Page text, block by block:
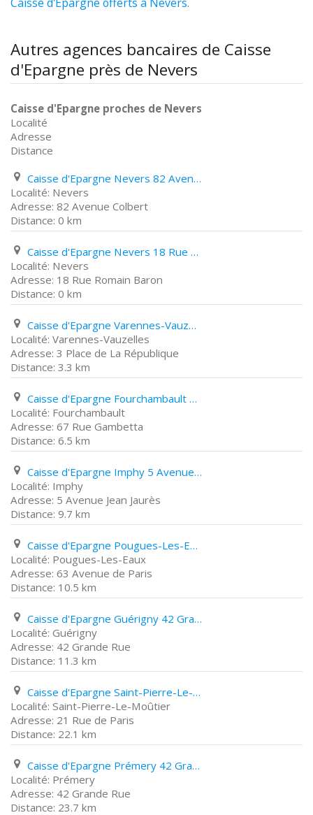
Autres agences bancaires de Caisse
d'Epargne près de Nevers
Caisse d'Epargne proches de Nevers
Localité
Adresse
Distance
Caisse d'Epargne Nevers 82 Avenue Colbert
Nevers
82 Avenue Colbert
0 km
Caisse d'Epargne Nevers 18 Rue Romain Baron
Nevers
18 Rue Romain Baron
0 km
Caisse d'Epargne Varennes-Vauzelles 3 Place de La République
Varennes-Vauzelles
3 Place de La République
3.3 km
Caisse d'Epargne Fourchambault 67 Rue Gambetta
Fourchambault
67 Rue Gambetta
6.5 km
Caisse d'Epargne Imphy 5 Avenue Jean Jaurès
Imphy
5 Avenue Jean Jaurès
9.7 km
Caisse d'Epargne Pougues-Les-Eaux 63 Avenue de Paris
Pougues-Les-Eaux
63 Avenue de Paris
10.5 km
Caisse d'Epargne Guérigny 42 Grande Rue
Guérigny
42 Grande Rue
11.3 km
Caisse d'Epargne Saint-Pierre-Le-Moûtier 21 Rue de Paris
Saint-Pierre-Le-Moûtier
21 Rue de Paris
22.1 km
Caisse d'Epargne Prémery 42 Grande Rue
Prémery
42 Grande Rue
23.7 km